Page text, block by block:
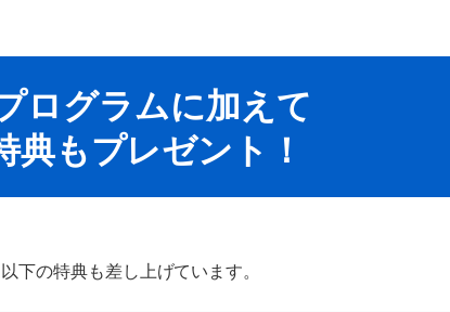
ログラムに加えて
典もプレゼント！
下の特典も差し上げています。